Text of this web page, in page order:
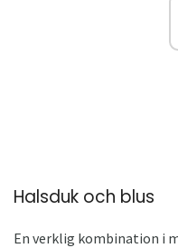
Halsduk och blus
En verklig kombination i